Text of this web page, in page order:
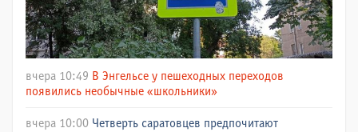
вчера 10:49 В Энгельсе у пешеходных переходов
появились необычные «школьники»
вчера 10:00 Четверть саратовцев предпочитают